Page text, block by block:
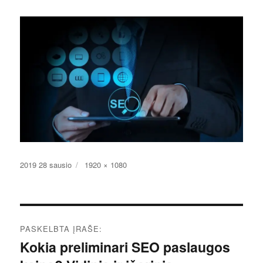
Paskelbta
2019 28 sausio
Pilnas
1920 × 1080
tarp
PASKELBTA ĮRAŠE:
Kokia preliminari SEO paslaugos